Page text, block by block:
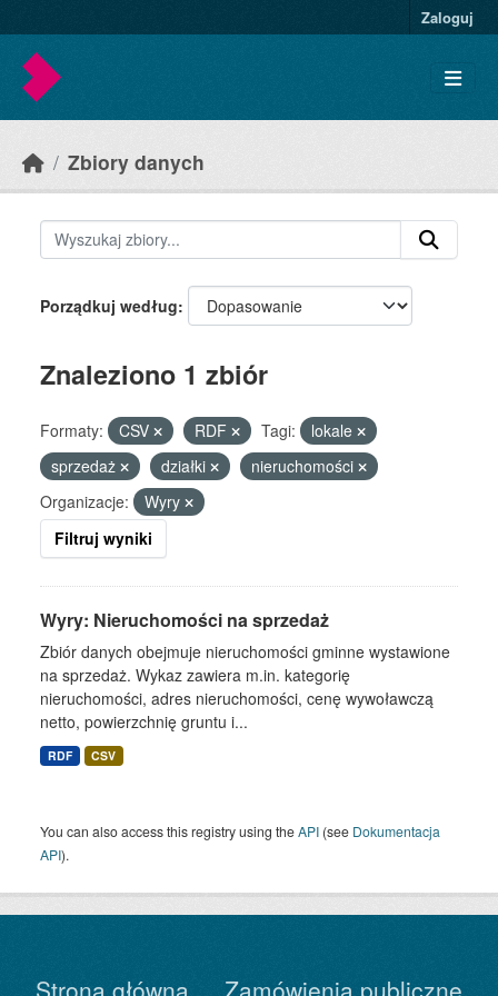
Zaloguj
Zbiory danych
Porządkuj według
Znaleziono 1 zbiór
Formaty: CSV RDF Tagi:
lokale
sprzedaż
działki
nieruchomości
Organizacje:
Wyry
Filtruj wyniki
Wyry: Nieruchomości na sprzedaż
Zbiór danych obejmuje nieruchomości gminne wystawione
na sprzedaż. Wykaz zawiera m.in. kategorię
nieruchomości, adres nieruchomości, cenę wywoławczą
netto, powierzchnię gruntu i...
RDF CSV
You can also access this registry using theAPI (see Dokumentacja
API).
Strona główna Zamówienia publiczne